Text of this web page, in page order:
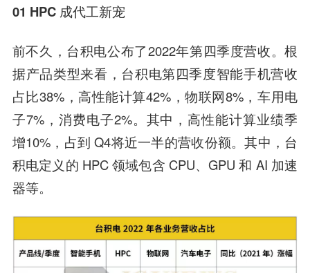
01 HPC 成代工新宠
前不久，台积电公布了2022年第四季度营收。根
据产品类型来看，台积电第四季度智能手机营收
占比38%，高性能计算42%，物联网8%，车用电
子7%，消费电子2%。其中，高性能计算业绩季
增10%，占到 Q4将近一半的营收份额。其中，台
积电定义的 HPC 领域包含 CPU、GPU 和 AI 加速
器等。